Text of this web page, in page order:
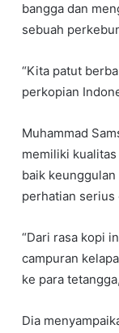
bangga dan
sebuah
“Kita patut
perkopian
Muhammad
memiliki
baik
perhatian serius
“Dari rasa kopi
campuran
ke para
Dia